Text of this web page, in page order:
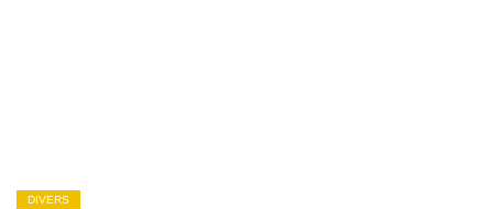
DIVERS